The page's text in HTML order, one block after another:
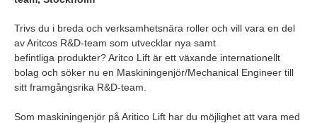
Trivs du i breda och verksamhetsnära roller och vill vara en del
av Aritcos R&D-team som utvecklar nya samt
befintliga produkter? Aritco Lift är ett växande internationellt
bolag och söker nu en Maskiningenjör/Mechanical Engineer till
sitt framgångsrika R&D-team.
Som maskiningenjör på Aritico Lift har du möjlighet att vara med